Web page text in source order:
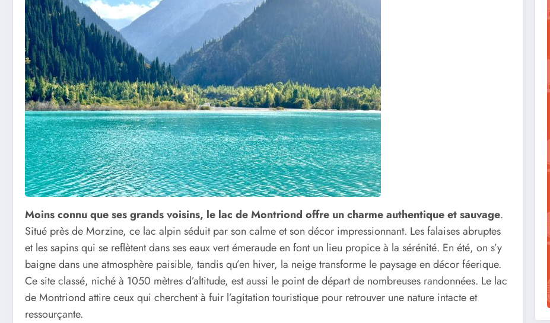
Moins connu que ses grands voisins, le lac de Montriond offre un charme authentique et sauvage.
Situé près de Morzine, ce lac alpin séduit par son calme et son décor impressionnant. Les falaises abruptes
et les sapins qui se reflètent dans ses eaux vert émeraude en font un lieu propice à la sérénité. En été, on s’y
baigne dans une atmosphère paisible, tandis qu’en hiver, la neige transforme le paysage en décor féerique.
Ce site classé, niché à 1050 mètres d’altitude, est aussi le point de départ de nombreuses randonnées. Le lac
de Montriond attire ceux qui cherchent à fuir l’agitation touristique pour retrouver une nature intacte et
ressourçante.